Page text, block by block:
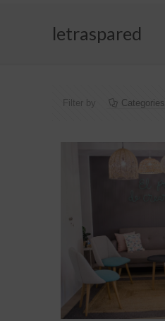
letraspared
Filter by Categories